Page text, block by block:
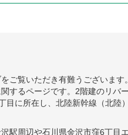
ご覧いただき有難うございます。
するページです。2階建のリバ
に所在し、北陸新幹線（北陸
駅周辺や石川県金沢市窪6丁目